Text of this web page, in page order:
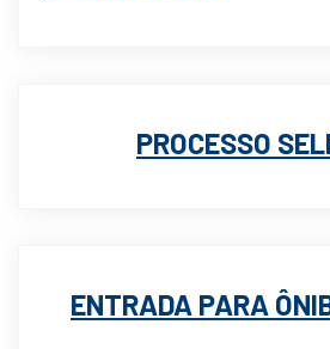
PROCESSO
ENTRADA PARA